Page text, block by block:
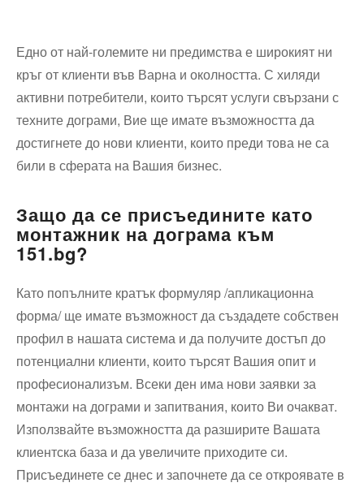
Едно от най-големите ни предимства е широкият ни
кръг от клиенти във Варна и околността. С хиляди
активни потребители, които търсят услуги свързани с
техните дограми, Вие ще имате възможността да
достигнете до нови клиенти, които преди това не са
били в сферата на Вашия бизнес.
Защо да се присъедините като
монтажник на дограма към
151.bg?
Като попълните кратък формуляр /апликационна
форма/ ще имате възможност да създадете собствен
профил в нашата система и да получите достъп до
потенциални клиенти, които търсят Вашия опит и
професионализъм. Всеки ден има нови заявки за
монтажи на дограми и запитвания, които Ви очакват.
Използвайте възможността да разширите Вашата
клиентска база и да увеличите приходите си.
Присъединете се днес и започнете да се откроявате в